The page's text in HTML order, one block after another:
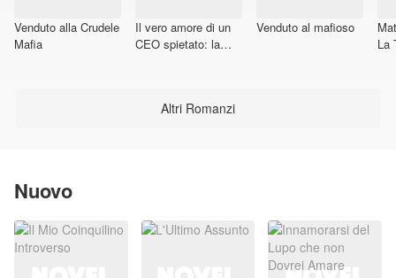
Venduto alla Crudele
Mafia
Il vero amore di un
CEO spietato: la
Venduto al mafioso
La
Altri Romanzi
Nuovo